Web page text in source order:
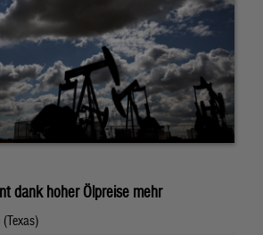
dank hoher Ölpreise mehr